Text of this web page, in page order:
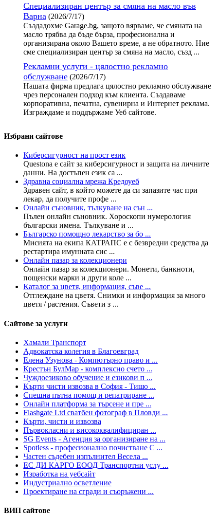
Специализиран център за смяна на масло във
Варна (2026/7/17)
Създадохме Garage.bg, защото вярваме, че смяната на
масло трябва да бъде бърза, професионална и
организирана около Вашето време, а не обратното. Ние
сме специализиран център за смяна на масло, създ ...
Рекламни услуги - цялостно рекламно
обслужване (2026/7/17)
Нашата фирма предлага цялостно рекламно обслужване
чрез персонален подход към клиента. Създаваме
корпоративна, печатна, сувенирна и Интернет реклама.
Изграждаме и поддържаме Уеб сайтове.
Избрани сайтове
Киберсигурност на прост език
Questona е сайт за киберсигурност и защита на личните
данни. На достъпен език са ...
Здравна социална мрежа Кредоуеб
Здравен сайт, в който можете да си запазите час при
лекар, да получите профе ...
Онлайн съновник, тълкуване на сън ...
Пълен онлайн съновник. Хороскопи нумерология
български имена. Тълкуване и ...
Българско помощно лекарство за бо ...
Мисията на екипа КАТРАПС е с безвредни средства да
рестартира имунната сис ...
Онлайн пазар за колекционери
Онлайн пазар за колекционери. Монети, банкноти,
пощенски марки и други коле ...
Каталог за цветя, информация, съве ...
Отглеждане на цветя. Снимки и информация за много
цветя / растения. Съвети з ...
Сайтове за услуги
Хамали Транспорт
Адвокатска колегия в Благоевград
Елена Узунова - Компютърно право и ...
Крестън БулМар - комплексно счето ...
Чуждоезиково обучение и езикови п ...
Кърти чисти извозва в София - Тишо ...
Спешна пътна помощ и репатриране ...
Онлайн платформа за търсене и пре ...
Flashgate Ltd сватбен фотограф в Пловди ...
Кърти, чисти и извозва
Първокласни и висококвалифициран ...
SG Events - Агенция за организиране на ...
Spotless - професионално почистване С ...
Частен съдебен изпълнител Весела ...
ЕС ДИ КАРГО ЕООД Транспортни услу ...
Изработка на уебсайт
Индустриално осветление
Проектиране на сгради и съоръжени ...
ВИП сайтове